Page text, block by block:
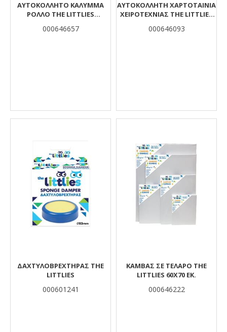
ΑΥΤΟΚΌΛΛΗΤΟ ΚΆΛΥΜΜΑ
ΡΟΛΛΌ THE LITTLIES
000646657
ΑΥΤΟΚΌΛΛΗΤΗ ΧΑΡΤOΤΑΙΝΊΑ
ΧΕΙΡΟΤΕΧΝΊΑΣ THE LITTLIES
000646093
ΔΑΧΤΥΛΟΒΡΕΧΤΉΡΑΣ THE
LITTLIES
000601241
ΚΑΜΒΆΣ ΣΕ ΤΕΛΆΡΟ THE
LITTLIES 60X70 ΕΚ.
000646222